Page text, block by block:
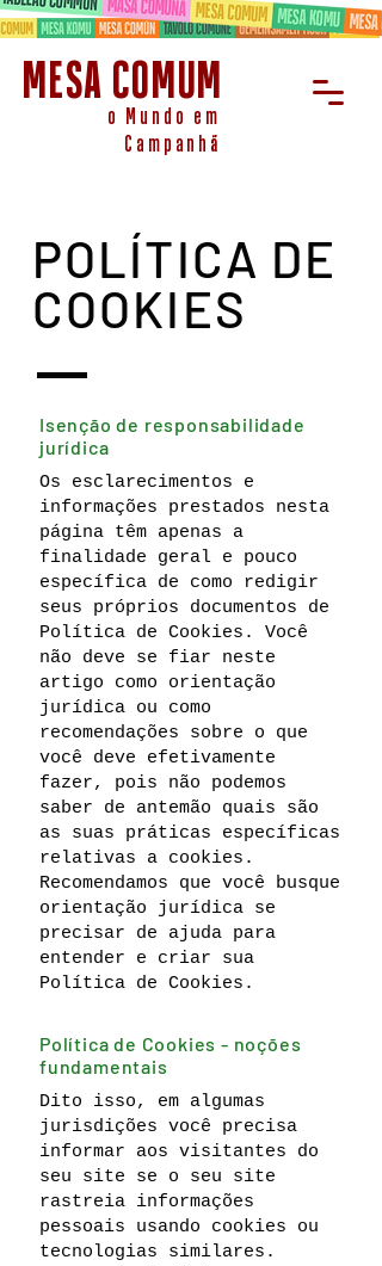
o Mundo em
Campanhã
MESA COMUM
POLÍTICA DE
COOKIES
Isenção de responsabilidade
jurídica
Os esclarecimentos e
informações prestados nesta
página têm apenas a
finalidade geral e pouco
específica de como redigir
seus próprios documentos de
Política de Cookies. Você
não deve se fiar neste
artigo como orientação
jurídica ou como
recomendações sobre o que
você deve efetivamente
fazer, pois não podemos
saber de antemão quais são
as suas práticas específicas
relativas a cookies.
Recomendamos que você busque
orientação jurídica se
precisar de ajuda para
entender e criar sua
Política de Cookies.
Política de Cookies - noções
fundamentais
Dito isso, em algumas
jurisdições você precisa
informar aos visitantes do
seu site se o seu site
rastreia informações
pessoais usando cookies ou
tecnologias similares.